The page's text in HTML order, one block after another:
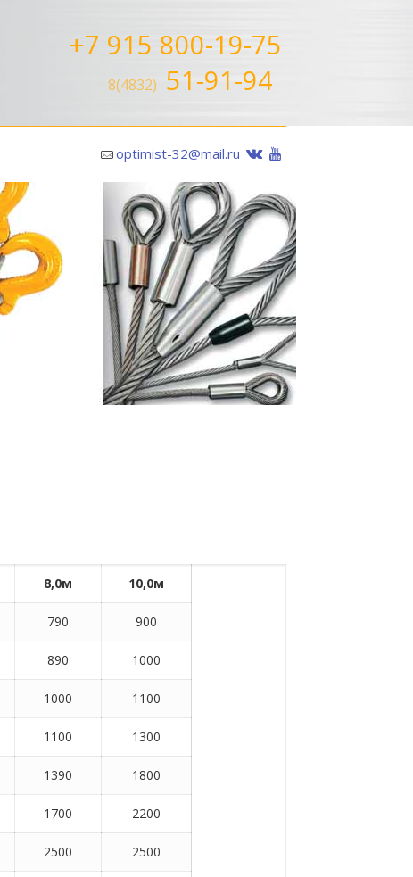
optimist-32@mail.ru
+7 915 800-19-75
8(4832) 51-91-94
8,0м 10,0м
790 900
890 1000
1000 1100
1100 1300
1390 1800
1700 2200
2500 2500